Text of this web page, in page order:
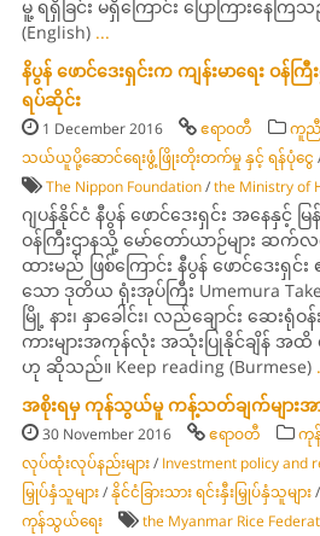
မူ့ ရရှိခြင်း မရှိကြောင်း ပြောကြားနေကြ
(English) ...
နိပွန် ဖောင်ဒေးရှင်းက ကျန်းမာရေး ဝန်ကြီ
ရပ်ဆိုင်း
1 December 2016 ဧရာဝတီ ကူညီ
သယ်ယူပို့ဆောင်ရေးဖွံ့ဖြိုးတိုးတက်မှု နှင့် ရန်ပုံငွေ
The Nippon Foundation/the Ministry of
ဂျပန်နိုင်ငံ နီပွန် ဖောင်ဒေးရှင်း အနေနှင့် မြ
ဝန်ကြီးဌာနသို့ မော်တော်ယာဉ်များ ဆ
ထားမည် ဖြစ်ကြောင်း နီပွန် ဖောင်ဒေးရှ
သော ဒုတိယ ရုံးအုပ်ကြီး Umemura
မြို့ နား၊ နှာခေါင်း၊ လည်ချောင်း ဆေ
ကားများအကုန်လုံး အသုံးပြုနိုင်ချိန် အ
ဟု ဆိုသည်။ Keep reading (Burmese)
အစိုးရမှ ကုန်သွယ်မူ ကန့်သတ်ချက်များအာ
30 November 2016 ဧရာဝတီ
ကု
လုပ်ထုံးလုပ်နည်းများ/ Investment policy and
မြှုပ်နှံသူများ/နိုင်ငံခြားသား ရင်းနှီးမြှုပ်နှံသူများ/
ကုန်သွယ်ရေး
the Myanmar Rice